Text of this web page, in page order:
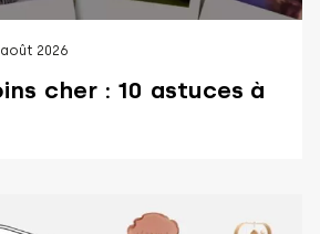
août 2026
cher : 10 astuces à